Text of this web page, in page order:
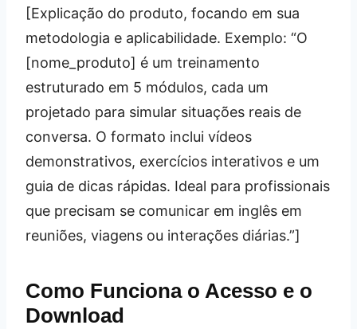
[Explicação do produto, focando em sua
metodologia e aplicabilidade. Exemplo: “O
[nome_produto] é um treinamento
estruturado em 5 módulos, cada um
projetado para simular situações reais de
conversa. O formato inclui vídeos
demonstrativos, exercícios interativos e um
guia de dicas rápidas. Ideal para profissionais
que precisam se comunicar em inglês em
reuniões, viagens ou interações diárias.”]
Como Funciona o Acesso e o
Download